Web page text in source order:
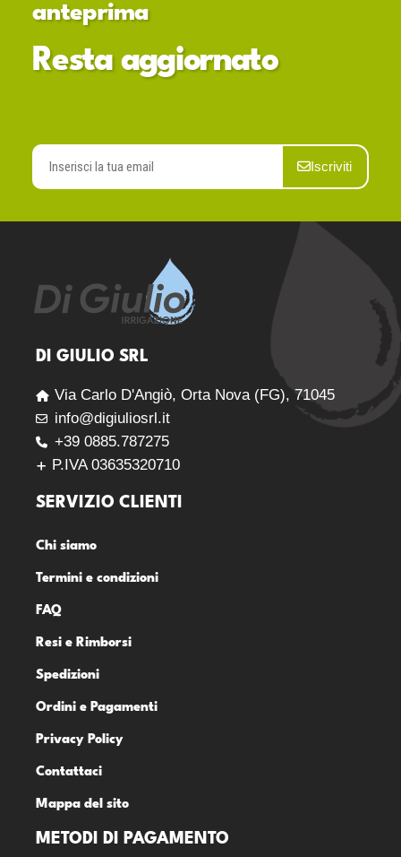
anteprima
Resta aggiornato
Iscriviti
DI GIULIO SRL
Via Carlo D'Angiò, Orta Nova (FG), 71045
info@digiuliosrl.it
+39 0885.787275
P.IVA 03635320710
SERVIZIO CLIENTI
Chi siamo
Termini e condizioni
FAQ
Resi e Rimborsi
Spedizioni
Ordini e Pagamenti
Privacy Policy
Contattaci
Mappa del sito
METODI DI PAGAMENTO